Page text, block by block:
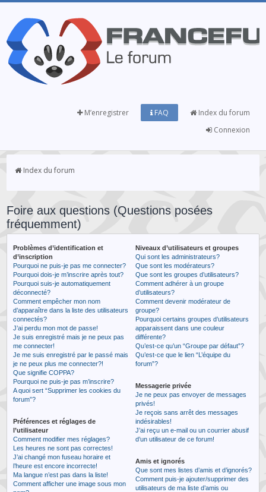
Index du forum
FAQ
M’enregistrer
Connexion
Index du forum
Foire aux questions (Questions posées
fréquemment)
Problèmes d’identification et
d’inscription
Pourquoi ne puis-je pas me connecter?
Pourquoi dois-je m’inscrire après tout?
Pourquoi suis-je automatiquement
déconnecté?
Comment empêcher mon nom
d’apparaître dans la liste des utilisateurs
connectés?
J’ai perdu mon mot de passe!
Je suis enregistré mais je ne peux pas
me connecter!
Je me suis enregistré par le passé mais
je ne peux plus me connecter?!
Que signifie COPPA?
Pourquoi ne puis-je pas m’inscrire?
A quoi sert “Supprimer les cookies du
forum”?
Préférences et réglages de
l’utilisateur
Comment modifier mes réglages?
Les heures ne sont pas correctes!
J’ai changé mon fuseau horaire et
l’heure est encore incorrecte!
Ma langue n’est pas dans la liste!
Comment afficher une image sous mon
Niveaux d’utilisateurs et groupes
Qui sont les administrateurs?
Que sont les modérateurs?
Que sont les groupes d’utilisateurs?
Comment adhérer à un groupe
d’utilisateurs?
Comment devenir modérateur de
groupe?
Pourquoi certains groupes d’utilisateurs
apparaissent dans une couleur
différente?
Qu’est-ce qu’un “Groupe par défaut”?
Qu’est-ce que le lien “L’équipe du
forum”?
Messagerie privée
Je ne peux pas envoyer de messages
privés!
Je reçois sans arrêt des messages
indésirables!
J’ai reçu un e-mail ou un courrier abusif
d’un utilisateur de ce forum!
Amis et ignorés
Que sont mes listes d’amis et d’ignorés?
Comment puis-je ajouter/supprimer des
utilisateurs de ma liste d’amis ou